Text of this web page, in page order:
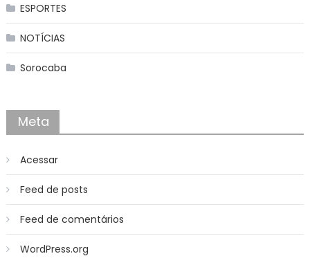
ESPORTES
NOTÍCIAS
Sorocaba
Meta
Acessar
Feed de posts
Feed de comentários
WordPress.org